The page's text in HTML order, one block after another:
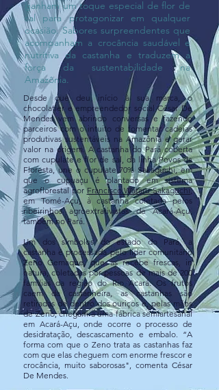
ganham um toque especial de flor de
sal para protagonizar em qualquer
ocasião. Sabores surpreendentes que
acompanham a crocância saudável e
nutritiva da castanha e traduzem a
força da sustentabilidade na
Amazônia.
Desde que deu início à sua marca, o
chocolatier e empreendedor social César De
Mendes vem abrindo conversas e fazendo
parceiros com o intuito de fomentar cadeias
produtivas sustentáveis na Amazônia e gerar
valor na origem. A castanha do Pará coberta
com cupulate e flor de sal, da linha Povos da
Floresta, une o cupulate 70% Sakaguchi, em
que o cupuaçu é plantado em sistema
agroflorestal porFrancisco Wataru Sakaguchi,
em Tomé-Açu, à castanha coletada pelos
ribeirinhos agroextrativistas de Acará-Açu,
também no Pará.
Um dos símbolos do estado do Pará, a
castanha é processada pelo líder comunitário
Zeno Gemaque, que as recebe frescas, in
natura, coletadas por pessoas de mais de 200
famílias da região do Rio Acará. Os frutos
caem da castanheira, as castanhas são
retiradas de dentro dos ouriços e, pelas mãos
de Zeno, chegam a uma fábrica semiartesanal
em Acará-Açu, onde ocorre o processo de
desidratação, descascamento e embalo. “A
forma com que o Zeno trata as castanhas faz
com que elas cheguem com enorme frescor e
crocância, muito saborosas", comenta César
De Mendes.